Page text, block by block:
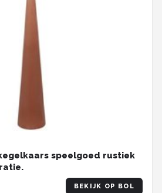
speelgoed rustiek
BEKIJK OP BOL